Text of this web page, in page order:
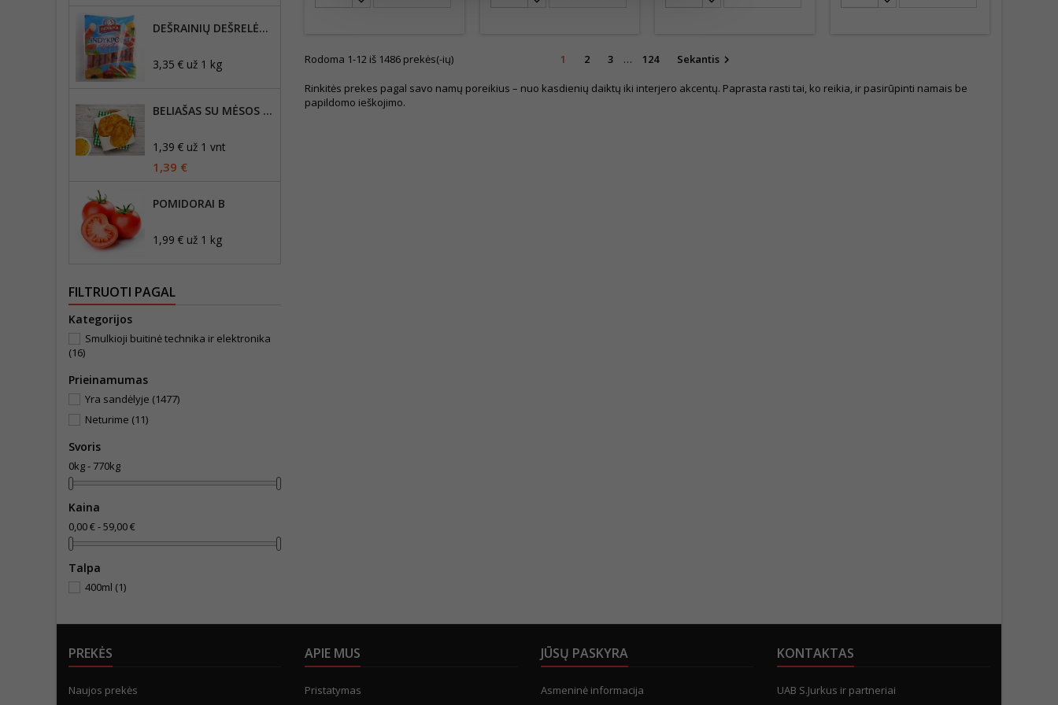
DEŠRAINIŲ DEŠRELĖS HOT DOG
3,35 € už 1 kg
BELIAŠAS SU MĖSOS ĮDARU 1VNT
1,39 € už 1 vnt
1,39 €
POMIDORAI B
1,99 € už 1 kg
FILTRUOTI PAGAL
Kategorijos
Smulkioji buitinė technika ir elektronika
(16)
Prieinamumas
Yra sandėlyje (1477)
Neturime (11)
Svoris
0kg - 770kg
Kaina
0,00 € - 59,00 €
Talpa
400ml (1)
Rodoma 1-12 iš 1486 prekės(-ių) 1 2 3 … 124 Sekantis 
Rinkitės prekes pagal savo namų poreikius – nuo kasdienių daiktų iki interjero akcentų. Paprasta rasti tai, ko reikia, ir pasirūpinti namais be
papildomo ieškojimo.
PREKĖS
Naujos prekės
APIE MUS
Pristatymas
JŪSŲ PASKYRA
Asmeninė informacija
KONTAKTAS
UAB S.Jurkus ir partneriai